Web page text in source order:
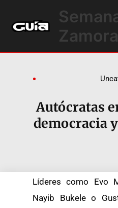
contenido
Zamora
Autócratas
democracia
Líderes como Evo
Nayib Bukele o